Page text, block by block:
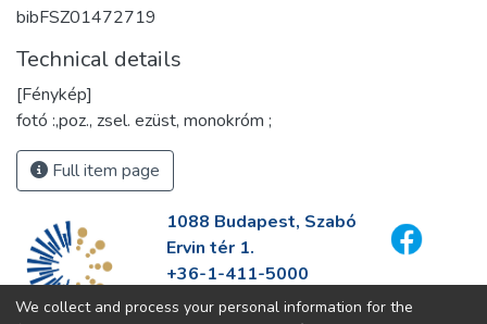
bibFSZ01472719
Technical details
[Fénykép]
fotó :,poz., zsel. ezüst, monokróm ;
Full item page
1088 Budapest, Szabó
Ervin tér 1.
+36-1-411-5000
info@fszek.hu
We collect and process your personal information for the